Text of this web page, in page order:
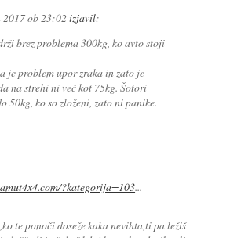
2017 ob 23:02 izjavil:
brez problema 300kg, ko avto stoji
je problem upor zraka in zato je
na strehi ni več kot 75kg. Šotori
50kg, ko so zloženi, zato ni panike.
?kategorija=103...
te ponoči doseže kaka nevihta,ti pa ležiš